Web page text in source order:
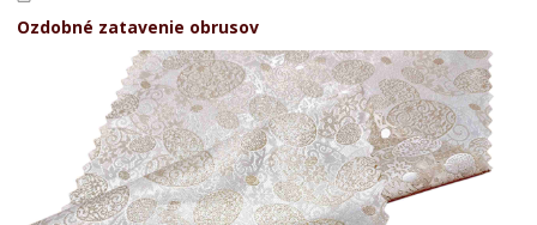
Ozdobné zatavenie obrusov